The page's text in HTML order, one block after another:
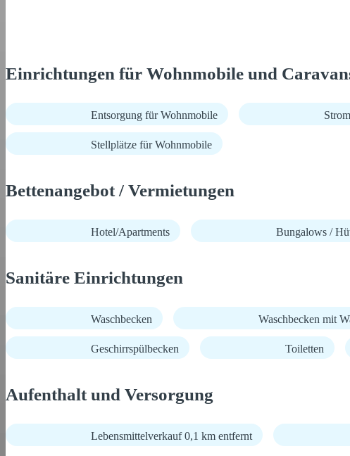
Einrichtungen für Wohnmobile und
Entsorgung für Wohnmobile
Stellplätze für Wohnmobile
Bettenangebot / Vermietungen
Hotel/Apartments Bungalows /
Sanitäre Einrichtungen
Waschbecken Waschbecken mit
Geschirrspülbecken Toiletten
Aufenthalt und Versorgung
Lebensmittelverkauf 0,1 km entfernt